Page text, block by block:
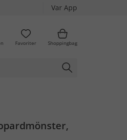
Var App
Favoriter Shoppingbag